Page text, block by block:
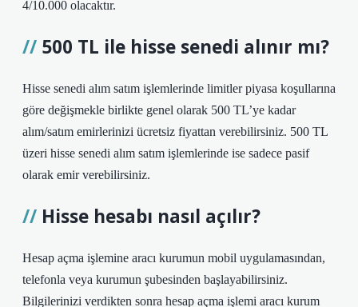
4/10.000 olacaktır.
500 TL ile hisse senedi alınır mı?
Hisse senedi alım satım işlemlerinde limitler piyasa koşullarına
göre değişmekle birlikte genel olarak 500 TL’ye kadar
alım/satım emirlerinizi ücretsiz fiyattan verebilirsiniz. 500 TL
üzeri hisse senedi alım satım işlemlerinde ise sadece pasif
olarak emir verebilirsiniz.
Hisse hesabı nasıl açılır?
Hesap açma işlemine aracı kurumun mobil uygulamasından,
telefonla veya kurumun şubesinden başlayabilirsiniz.
Bilgilerinizi verdikten sonra hesap açma işlemi aracı kurum